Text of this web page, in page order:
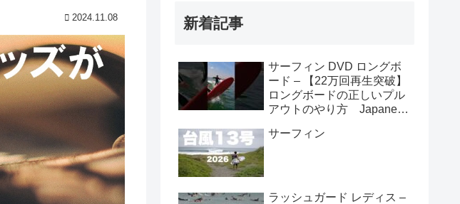
2024.11.08 新着記事
サーフィン DVD ロングボ
ード – 【22万回再生突破】
ロングボードの正しいプル
アウトのやり方 Japanese
ロングボード #shorts
サーフィン
ラッシュガード レディス –